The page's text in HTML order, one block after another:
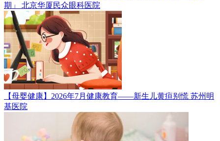
期」 北京华厦民众眼科医院
【母婴健康】2026年7月健康教育——新生儿黄疸别慌 苏州明
基医院